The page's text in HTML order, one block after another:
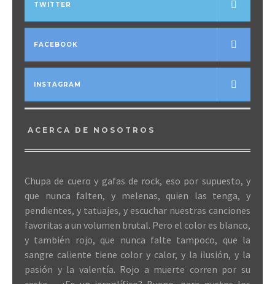
TWITTER
FACEBOOK
INSTAGRAM
ACERCA DE NOSOTROS
Chupa de cuero y gafas de rock, eso por supuesto, y
que nunca falten, y melenas, quien las tenga, y
pendientes, y tatuajes, y escuchar nuestras canciones
favoritas a un volumen brutal. Pero el color es blanco,
y también rojo, que nunca falte tampoco, que la
sangre caliente tiene color y calor, y la ilusión, y la
pasión y la valentía. Rojo a muerte corren por su